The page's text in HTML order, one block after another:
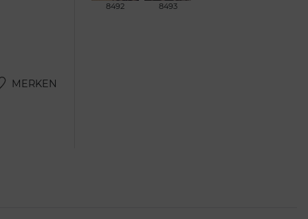
MERKEN
8492 8493